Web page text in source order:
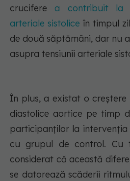
crucifere a contribuit la
arteriale sistolice în timpul
de două săptămâni, dar nu
asupra tensiunii arteriale
În plus, a existat o creștere
diastolice aortice pe timp
participanților la
cu grupul de control. Cu
considerat că această
se datorează scăderii